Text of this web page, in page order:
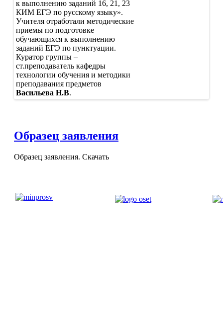
к выполнению заданий 16, 21, 23
КИМ ЕГЭ по русскому языку».
Учителя отработали методические
приемы по подготовке
обучающихся к выполнению
заданий ЕГЭ по пунктуации.
Куратор группы –
ст.преподаватель кафедры
технологии обучения и методики
преподавания предметов
Васильева Н.В.
Образец заявления
Образец заявления. Скачать